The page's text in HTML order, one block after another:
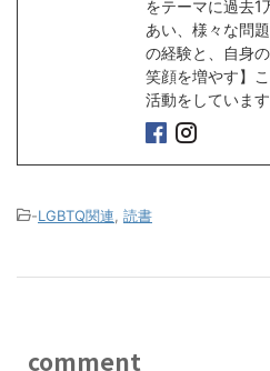
をテーマに過去1
あい、様々な問
の経験と、自身
笑顔を増やす】
活動をしています
-LGBTQ関連 読書
comment